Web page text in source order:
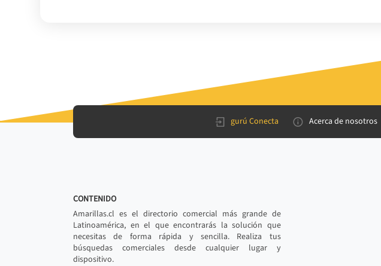
gurú Conecta Acerca de nosotros
CONTENIDO
Amarillas.cl es el directorio comercial más grande de
Latinoamérica, en el que encontrarás la solución que
necesitas de forma rápida y sencilla. Realiza tus
búsquedas comerciales desde cualquier lugar y
dispositivo.